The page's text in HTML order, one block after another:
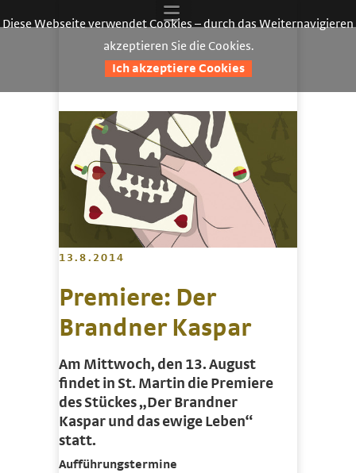
13.8.2014
Premiere: Der
Brandner Kaspar
Am Mittwoch, den 13. August
findet in St. Martin die Premiere
des Stückes „Der Brandner
Kaspar und das ewige Leben“
statt.
Aufführungstermine
Diese Webseite verwendet Cookies – durch das Weiternavigieren
akzeptieren Sie die Cookies.
Ich akzeptiere Cookies